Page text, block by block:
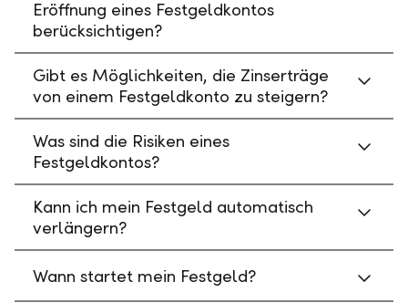
Eröffnung eines Festgeldkontos
berücksichtigen?
Gibt es Möglichkeiten, die Zinserträge
von einem Festgeldkonto zu steigern?
Was sind die Risiken eines
Festgeldkontos?
Kann ich mein Festgeld automatisch
verlängern?
Wann startet mein Festgeld?